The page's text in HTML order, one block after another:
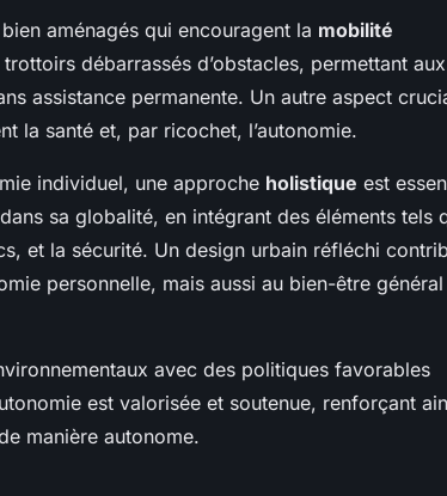
aménagés qui encouragent la mobilité
débarrassés d’obstacles, permettant aux
assistance permanente. Un autre aspect
la santé et, par ricochet, l’autonomie.
individuel, une approche holistique est
sa globalité, en intégrant des éléments tels
et la sécurité. Un design urbain réfléchi
personnelle, mais aussi au bien-être
avec des politiques favorables
est valorisée et soutenue, renforçant
manière autonome.